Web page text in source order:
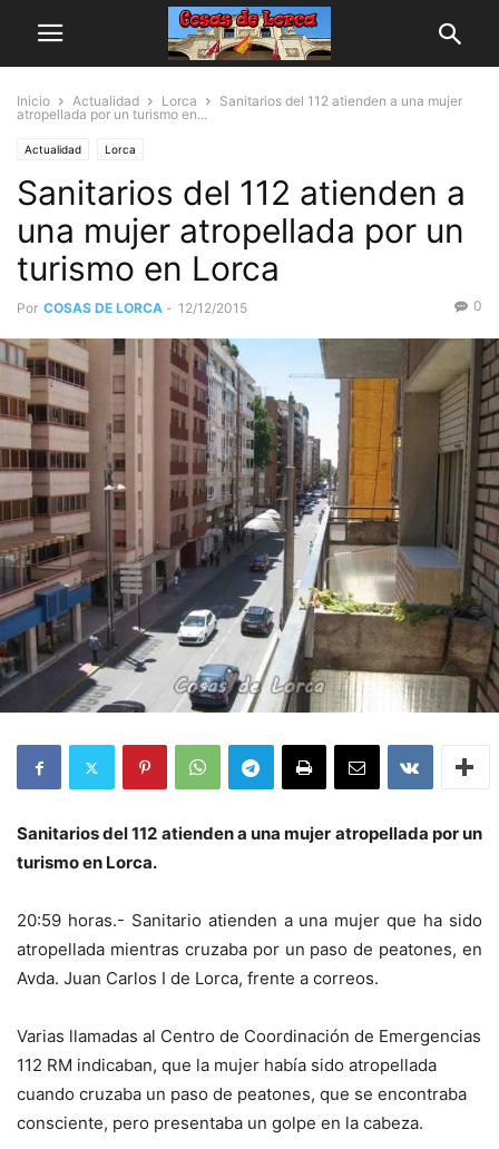
Inicio Actualidad Lorca
Sanitarios del 112 atienden a una mujer
atropellada por un turismo en...
Actualidad Lorca
Sanitarios del 112 atienden a
una mujer atropellada por un
turismo en Lorca
Por COSAS DE LORCA - 12/12/2015 0
Sanitarios del 112 atienden a una mujer atropellada por un
turismo en Lorca.
20:59 horas.- Sanitario atienden a una mujer que ha sido
atropellada mientras cruzaba por un paso de peatones, en
Avda. Juan Carlos I de Lorca, frente a correos.
Varias llamadas al Centro de Coordinación de Emergencias
112 RM indicaban, que la mujer había sido atropellada
cuando cruzaba un paso de peatones, que se encontraba
consciente, pero presentaba un golpe en la cabeza.